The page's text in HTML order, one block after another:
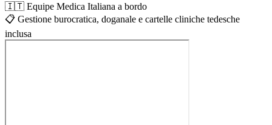
🇮🇹 Equipe Medica Italiana a bordo
📋 Gestione burocratica, doganale e cartelle cliniche tedesche
inclusa